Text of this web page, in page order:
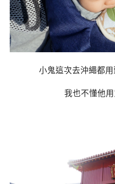
小鬼這次去沖繩都用
我也不懂他